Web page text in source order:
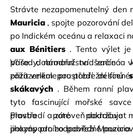
Strávte nezapomenutelný den
Mauricia , spojte pozorování
po Indickém oceánu a relaxaci
aux Bénitiers . Tento výlet je
přírody, námořní nadšence a
zažít velkolepou pobřežní
Vaše dobrodružství začíná v
přirozeném prostředí delfínů
skákavých . Během ranní
tyto fascinující mořské
prostředí a zároveň dodržovat
pokyny pro zodpovědné
Plavba poté pokračuje
jihozápadního pobřeží Mauricia